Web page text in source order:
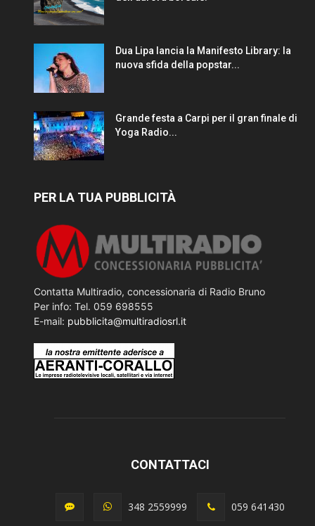
Dua Lipa lancia la Manifesto Library: la
nuova sfida della popstar...
Grande festa a Carpi per il gran finale di
Yoga Radio...
PER LA TUA PUBBLICITÀ
Contatta Multiradio, concessionaria di Radio Bruno
Per info: Tel. 059 698555
E-mail: pubblicita@multiradiosrl.it
CONTATTACI
348 2559999 059 641430